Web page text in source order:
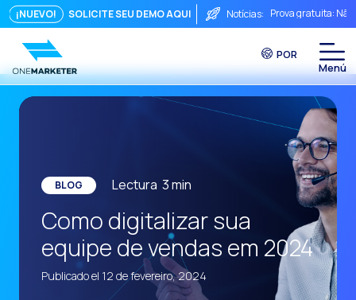
¡NUEVO! SOLICITE SEU DEMO AQUI Notícias: Prova gratuita:
Touchpoints: A
Do chat à
A conversa
Integrar não é
O ROI de uma
Conversational
WhatsApp não é
O fim do funil
Maximizando o
Como um sistema
POR
BLOG Lectura 3min
Como digitalizar sua
equipe de vendas em 2024
Publicado el 12 de fevereiro, 2024